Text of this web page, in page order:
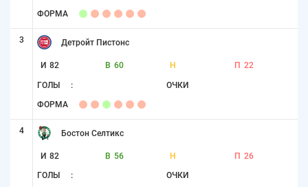
ФОРМА
3 Детройт Пистонс
И 82 В 60 Н П 22
ГОЛЫ : ОЧКИ
ФОРМА
4 Бостон Селтикс
И 82 В 56 Н П 26
ГОЛЫ : ОЧКИ